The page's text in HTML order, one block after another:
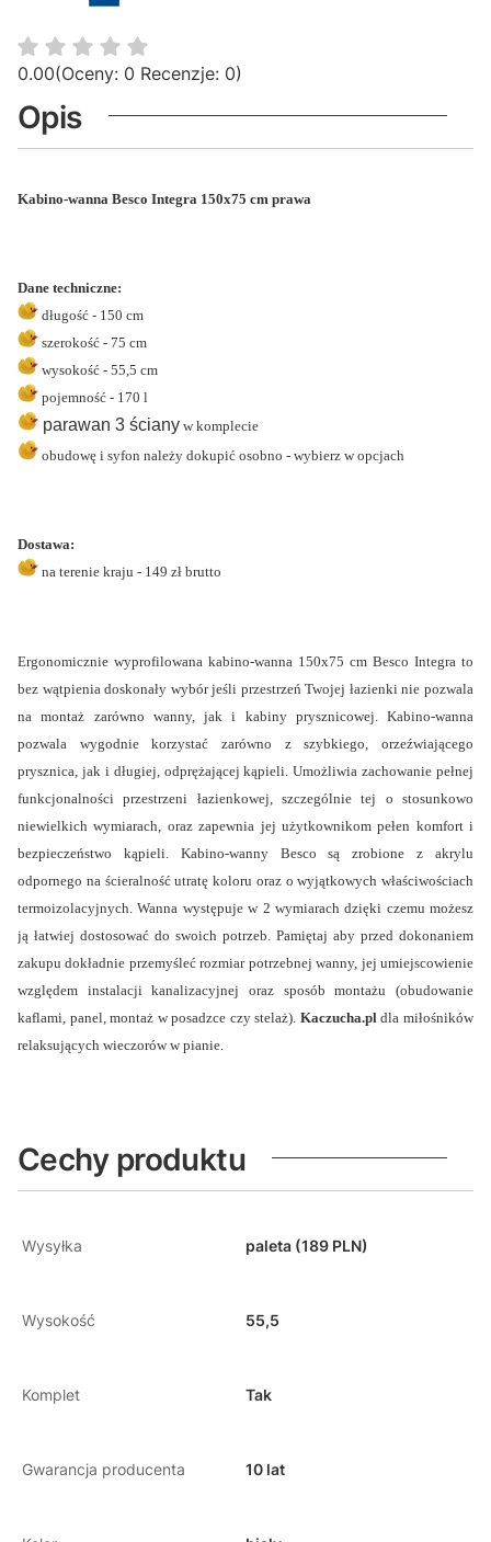
0.00(Oceny: 0 Recenzje: 0)
Opis
Kabino-wanna Besco Integra 150x75 cm prawa
Dane techniczne:
długość - 150 cm
szerokość - 75 cm
wysokość - 55,5 cm
pojemność - 170 l
parawan 3 ściany w komplecie
obudowę i syfon należy dokupić osobno - wybierz w opcjach
Dostawa:
na terenie kraju - 149 zł brutto
Ergonomicznie wyprofilowana kabino-wanna 150x75 cm Besco Integra to
bez wątpienia doskonały wybór jeśli przestrzeń Twojej łazienki nie pozwala
na montaż zarówno wanny, jak i kabiny prysznicowej. Kabino-wanna
pozwala wygodnie korzystać zarówno z szybkiego, orzeźwiającego
prysznica, jak i długiej, odprężającej kąpieli. Umożliwia zachowanie pełnej
funkcjonalności przestrzeni łazienkowej, szczególnie tej o stosunkowo
niewielkich wymiarach, oraz zapewnia jej użytkownikom pełen komfort i
bezpieczeństwo kąpieli.
Kabino-wannyBesco są zrobione z akrylu
odpornego na ścieralność utratę koloru oraz o wyjątkowych właściwościach
termoizolacyjnych.Wanna występuje w 2 wymiarach dzięki czemu możesz
ją łatwiej dostosować do swoich potrzeb. Pamiętaj aby przed dokonaniem
zakupu dokładnie przemyśleć rozmiar potrzebnej wanny, jej umiejscowienie
względem instalacji kanalizacyjnej oraz sposób montażu (obudowanie
kaflami, panel, montaż w posadzce czy stelaż). Kaczucha.pl dla miłośników
relaksujących wieczorów w pianie.
Cechy produktu
Wysyłka paleta (189 PLN)
Wysokość 55,5
Komplet Tak
Gwarancja producenta 10 lat